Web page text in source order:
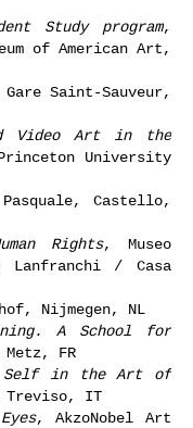
Study program,
of American Art,
Saint-Sauveur,
Video Art in the
University
Castello,
Rights, Museo
Lanfranchi / Casa
Nijmegen, NL
A School for
FR
Self in the Art of
IT
, AkzoNobel Art